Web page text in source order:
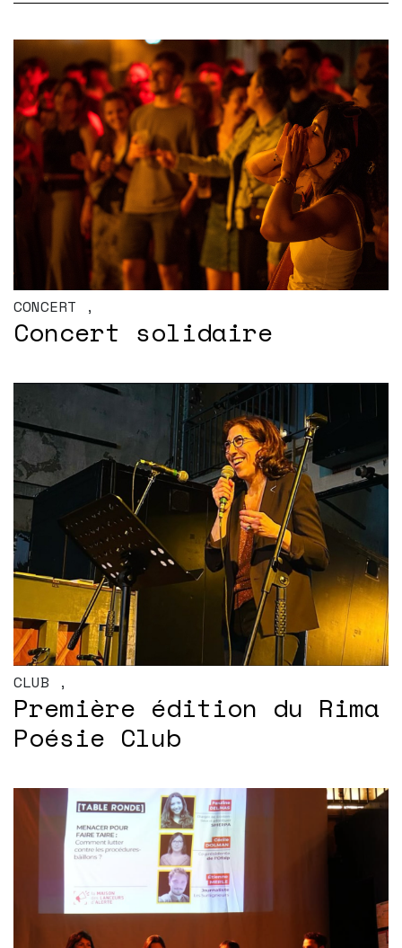
CONCERT ,
Concert solidaire
CLUB ,
Première édition du Rima
Poésie Club